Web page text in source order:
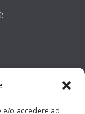
o accedere ad
riservati.